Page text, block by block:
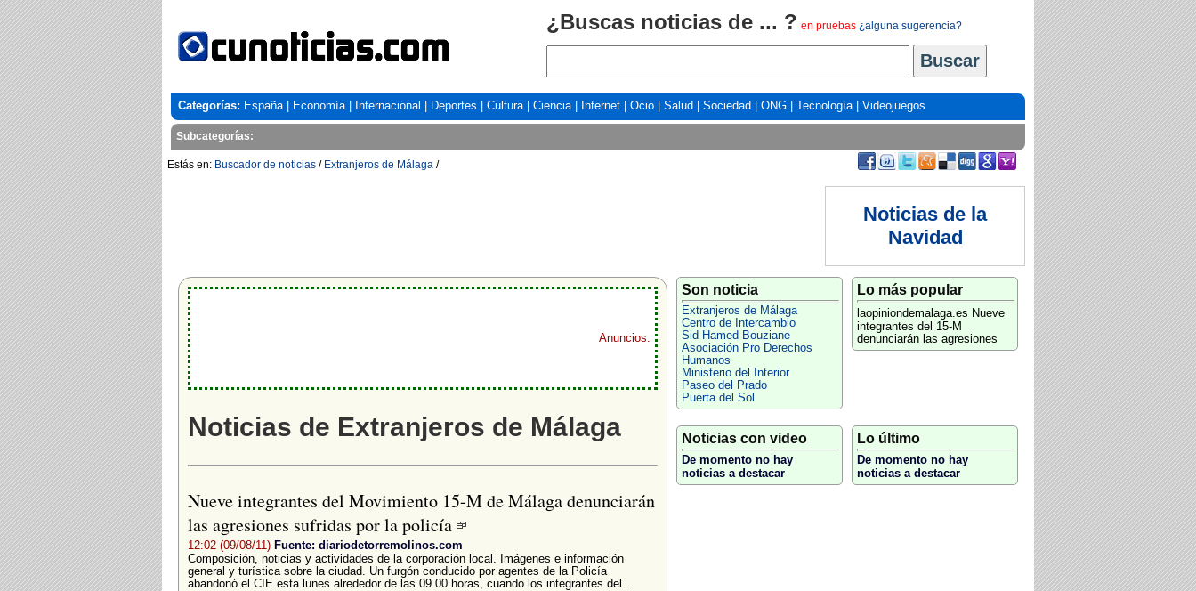
¿Buscas noticias de ... ? en pruebas ¿alguna sugerencia?
Categorías: España| Economía| Internacional Deportes Cultura| Ciencia| Internet Ocio Salud Sociedad ONG Tecnología| Videojuegos
Subcategorías:
Estás en: Buscador de noticias / Extranjeros de Málaga /
Noticias de la
Navidad
Anuncios:
Noticias de Extranjeros de Málaga
Nueve integrantes del Movimiento 15-M de Málaga denunciarán
las agresiones sufridas por la policía
12:02 (09/08/11) Fuente: diariodetorremolinos.com
Composición, noticias y actividades de la corporación local. Imágenes e información
general y turística sobre la ciudad. Un furgón conducido por agentes de la Policía
abandonó el CIE esta lunes alrededor de las 09.00 horas, cuando los integrantes del...
Son noticia
Extranjeros de Málaga
Centro de Intercambio
Sid Hamed Bouziane
Asociación Pro Derechos
Humanos
Ministerio del Interior
Paseo del Prado
Puerta del Sol
Lo más popular
laopiniondemalaga.es Nueve
integrantes del 15-M
denunciarán las agresiones
Noticias con video
De momento no hay
noticias a destacar
Lo último
De momento no hay
noticias a destacar